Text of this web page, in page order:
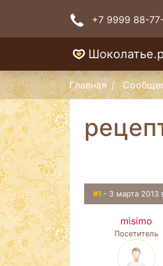
+7 9999 88-
Главная
#1 - 3 марта 2013
misimo
Посетитель